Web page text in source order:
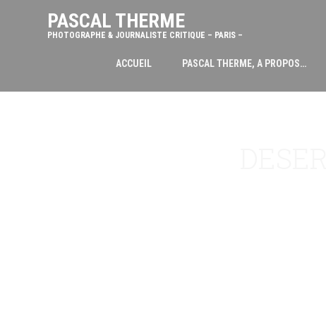
PASCAL THERME
PHOTOGRAPHE & JOURNALISTE CRITIQUE – PARIS –
ACCUEIL PASCAL THERME, A PROPOS…